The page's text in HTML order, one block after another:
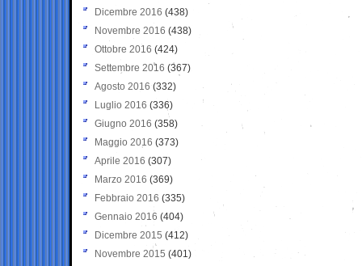
Dicembre 2016 (438)
Novembre 2016 (438)
Ottobre 2016 (424)
Settembre 2016 (367)
Agosto 2016 (332)
Luglio 2016 (336)
Giugno 2016 (358)
Maggio 2016 (373)
Aprile 2016 (307)
Marzo 2016 (369)
Febbraio 2016 (335)
Gennaio 2016 (404)
Dicembre 2015 (412)
Novembre 2015 (401)